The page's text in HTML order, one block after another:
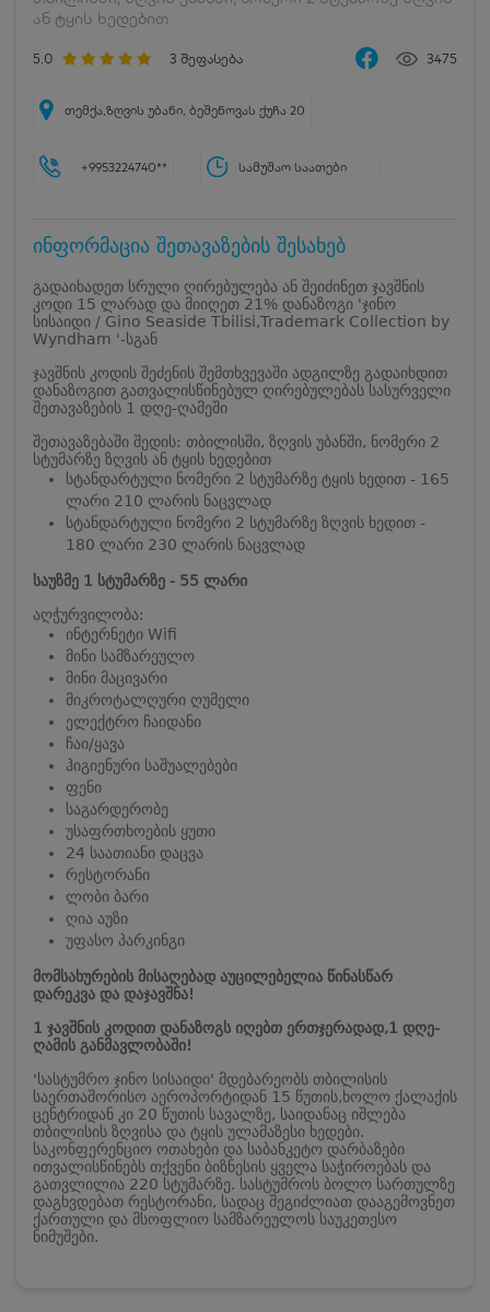
ან ტყის ხედებით
5.0 3 შეფასება 3475
თემქა,ზღვის უბანი, ბეშენოვას ქუჩა 20
+9953224740** სამუშაო საათები
ინფორმაცია შეთავაზების შესახებ
გადაიხადეთ სრული ღირებულება ან შეიძინეთ ჯავშნის
კოდი 15 ლარად და მიიღეთ 21% დანაზოგი 'ჯინო
სისაიდი / Gino Seaside Tbilisi,Trademark Collection by
Wyndham '-სგან
ჯავშნის კოდის შეძენის შემთხვევაში ადგილზე გადაიხდით
დანაზოგით გათვალისწინებულ ღირებულებას სასურველი
შეთავაზების 1 დღე-ღამეში
შეთავაზებაში შედის: თბილისში, ზღვის უბანში, ნომერი 2
სტუმარზე ზღვის ან ტყის ხედებით
სტანდარტული ნომერი 2 სტუმარზე ტყის ხედით - 165
ლარი 210 ლარის ნაცვლად
სტანდარტული ნომერი 2 სტუმარზე ზღვის ხედით -
180 ლარი 230 ლარის ნაცვლად
საუზმე 1 სტუმარზე - 55 ლარი
აღჭურვილობა:
ინტერნეტი Wifi
მინი სამზარეულო
მინი მაცივარი
მიკროტალღური ღუმელი
ელექტრო ჩაიდანი
ჩაი/ყავა
ჰიგიენური საშუალებები
ფენი
საგარდერობე
უსაფრთხოების ყუთი
24 საათიანი დაცვა
რესტორანი
ლობი ბარი
ღია აუზი
უფასო პარკინგი
მომსახურების მისაღებად აუცილებელია წინასწარ
დარეკვა და დაჯავშნა!
1 ჯავშნის კოდით დანაზოგს იღებთ ერთჯერადად,1 დღე-
ღამის განმავლობაში!
'სასტუმრო ჯინო სისაიდი' მდებარეობს თბილისის
საერთაშორისო აეროპორტიდან 15 წუთის,ხოლო ქალაქის
ცენტრიდან კი 20 წუთის სავალზე, საიდანაც იშლება
თბილისის ზღვისა და ტყის ულამაზესი ხედები.
საკონფერენციო ოთახები და საბანკეტო დარბაზები
ითვალისწინებს თქვენი ბიზნესის ყველა საჭიროებას და
გათვლილია 220 სტუმარზე. სასტუმროს ბოლო სართულზე
დაგხვდებათ რესტორანი, სადაც შეგიძლიათ დააგემოვნეთ
ქართული და მსოფლიო სამზარეულოს საუკეთესო
ნიმუშები.